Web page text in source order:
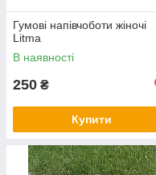
Гумові напівчоботи жіночі
Litma
В наявності
250 ₴
Купити